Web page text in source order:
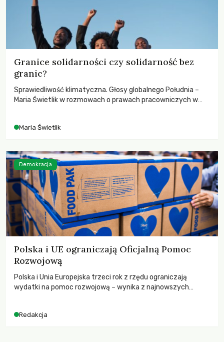
Granice solidarności czy solidarność bez
granic?
Sprawiedliwość klimatyczna. Głosy globalnego Południa –
Maria Świetlik w rozmowach o prawach pracowniczych w
Maria Świetlik
Polska i UE ograniczają Oficjalną Pomoc
Rozwojową
Polska i Unia Europejska trzeci rok z rzędu ograniczają
wydatki na pomoc rozwojową – wynika z najnowszych
odnotowano największe tąpnięcie ODA w historii. Jakie będą
Redakcja
Demokracja